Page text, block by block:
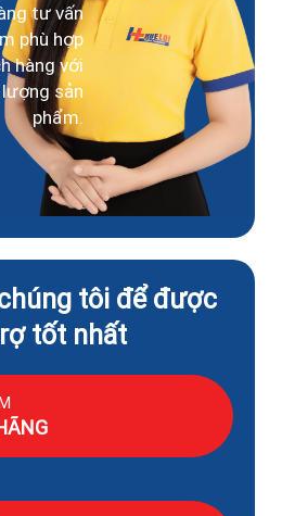
tư vấn
phù hợp
hàng với
sản
phẩm.
tôi để được
tốt nhất